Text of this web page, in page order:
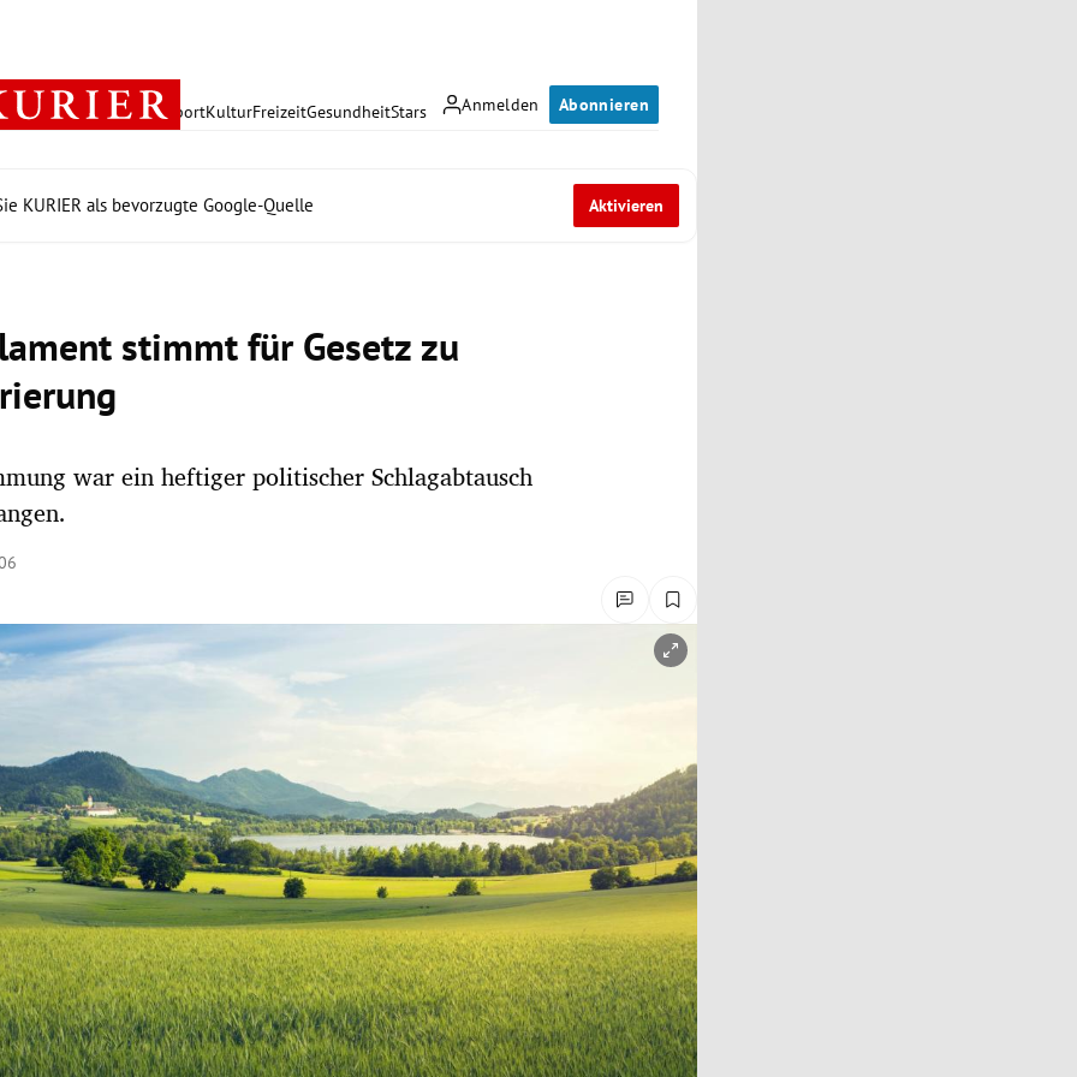
Anmelden Abonnieren
PolitikWirtschaft SportKulturFreizeitGesundheitStars
KURIER als bevorzugte Google-Quelle Aktivieren
stimmt für Gesetz zu
war ein heftiger politischer Schlagabtausch
öffnen/schließen